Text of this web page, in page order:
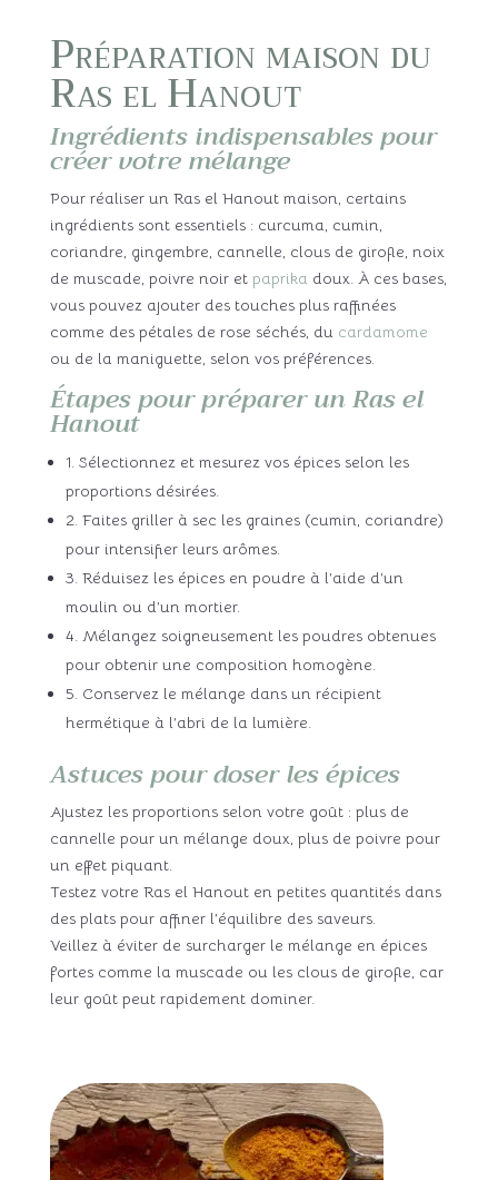
Préparation maison du
Ras el Hanout
Ingrédients indispensables pour
créer votre mélange
Pour réaliser un Ras el Hanout maison, certains
ingrédients sont essentiels : curcuma, cumin,
coriandre, gingembre, cannelle, clous de girofle, noix
de muscade, poivre noir et paprika doux. À ces bases,
vous pouvez ajouter des touches plus raffinées
comme des pétales de rose séchés, du cardamome
ou de la maniguette, selon vos préférences.
Étapes pour préparer un Ras el
Hanout
1. Sélectionnez et mesurez vos épices selon les
proportions désirées.
2. Faites griller à sec les graines (cumin, coriandre)
pour intensifier leurs arômes.
3. Réduisez les épices en poudre à l’aide d’un
moulin ou d’un mortier.
4. Mélangez soigneusement les poudres obtenues
pour obtenir une composition homogène.
5. Conservez le mélange dans un récipient
hermétique à l’abri de la lumière.
Astuces pour doser les épices
Ajustez les proportions selon votre goût : plus de
cannelle pour un mélange doux, plus de poivre pour
un effet piquant.
Testez votre Ras el Hanout en petites quantités dans
des plats pour affiner l’équilibre des saveurs.
Veillez à éviter de surcharger le mélange en épices
fortes comme la muscade ou les clous de girofle, car
leur goût peut rapidement dominer.